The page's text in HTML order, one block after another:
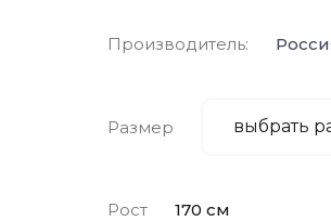
Производитель:
Размер
Рост 170 см